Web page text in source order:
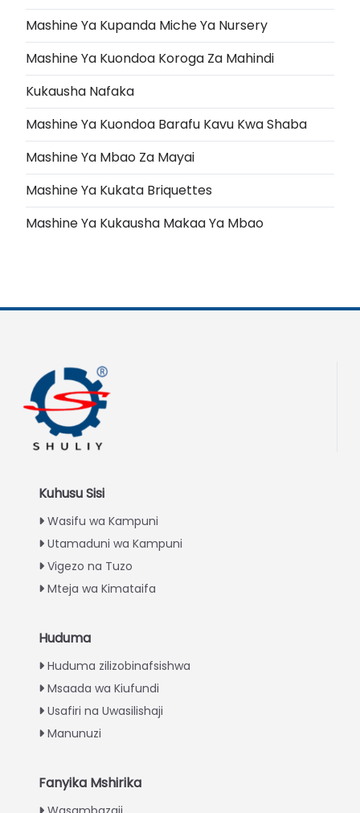
Mashine Ya Kupanda Miche Ya Nursery
Mashine Ya Kuondoa Koroga Za Mahindi
Kukausha Nafaka
Mashine Ya Kuondoa Barafu Kavu Kwa Shaba
Mashine Ya Mbao Za Mayai
Mashine Ya Kukata Briquettes
Mashine Ya Kukausha Makaa Ya Mbao
Kuhusu Sisi
Wasifu wa Kampuni
Utamaduni wa Kampuni
Vigezo na Tuzo
Mteja wa Kimataifa
Huduma
Huduma zilizobinafsishwa
Msaada wa Kiufundi
Usafiri na Uwasilishaji
Manunuzi
Fanyika Mshirika